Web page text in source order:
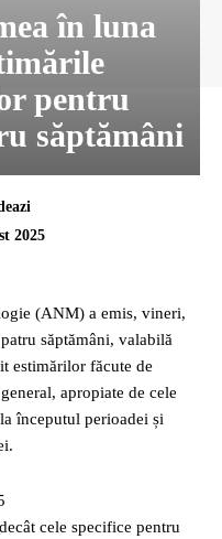
în luna
pentru
săptămâni
2025
(ANM) a emis, vineri,
săptămâni, valabilă
estimărilor făcute de
apropiate de cele
începutul perioadei și
cele specifice pentru